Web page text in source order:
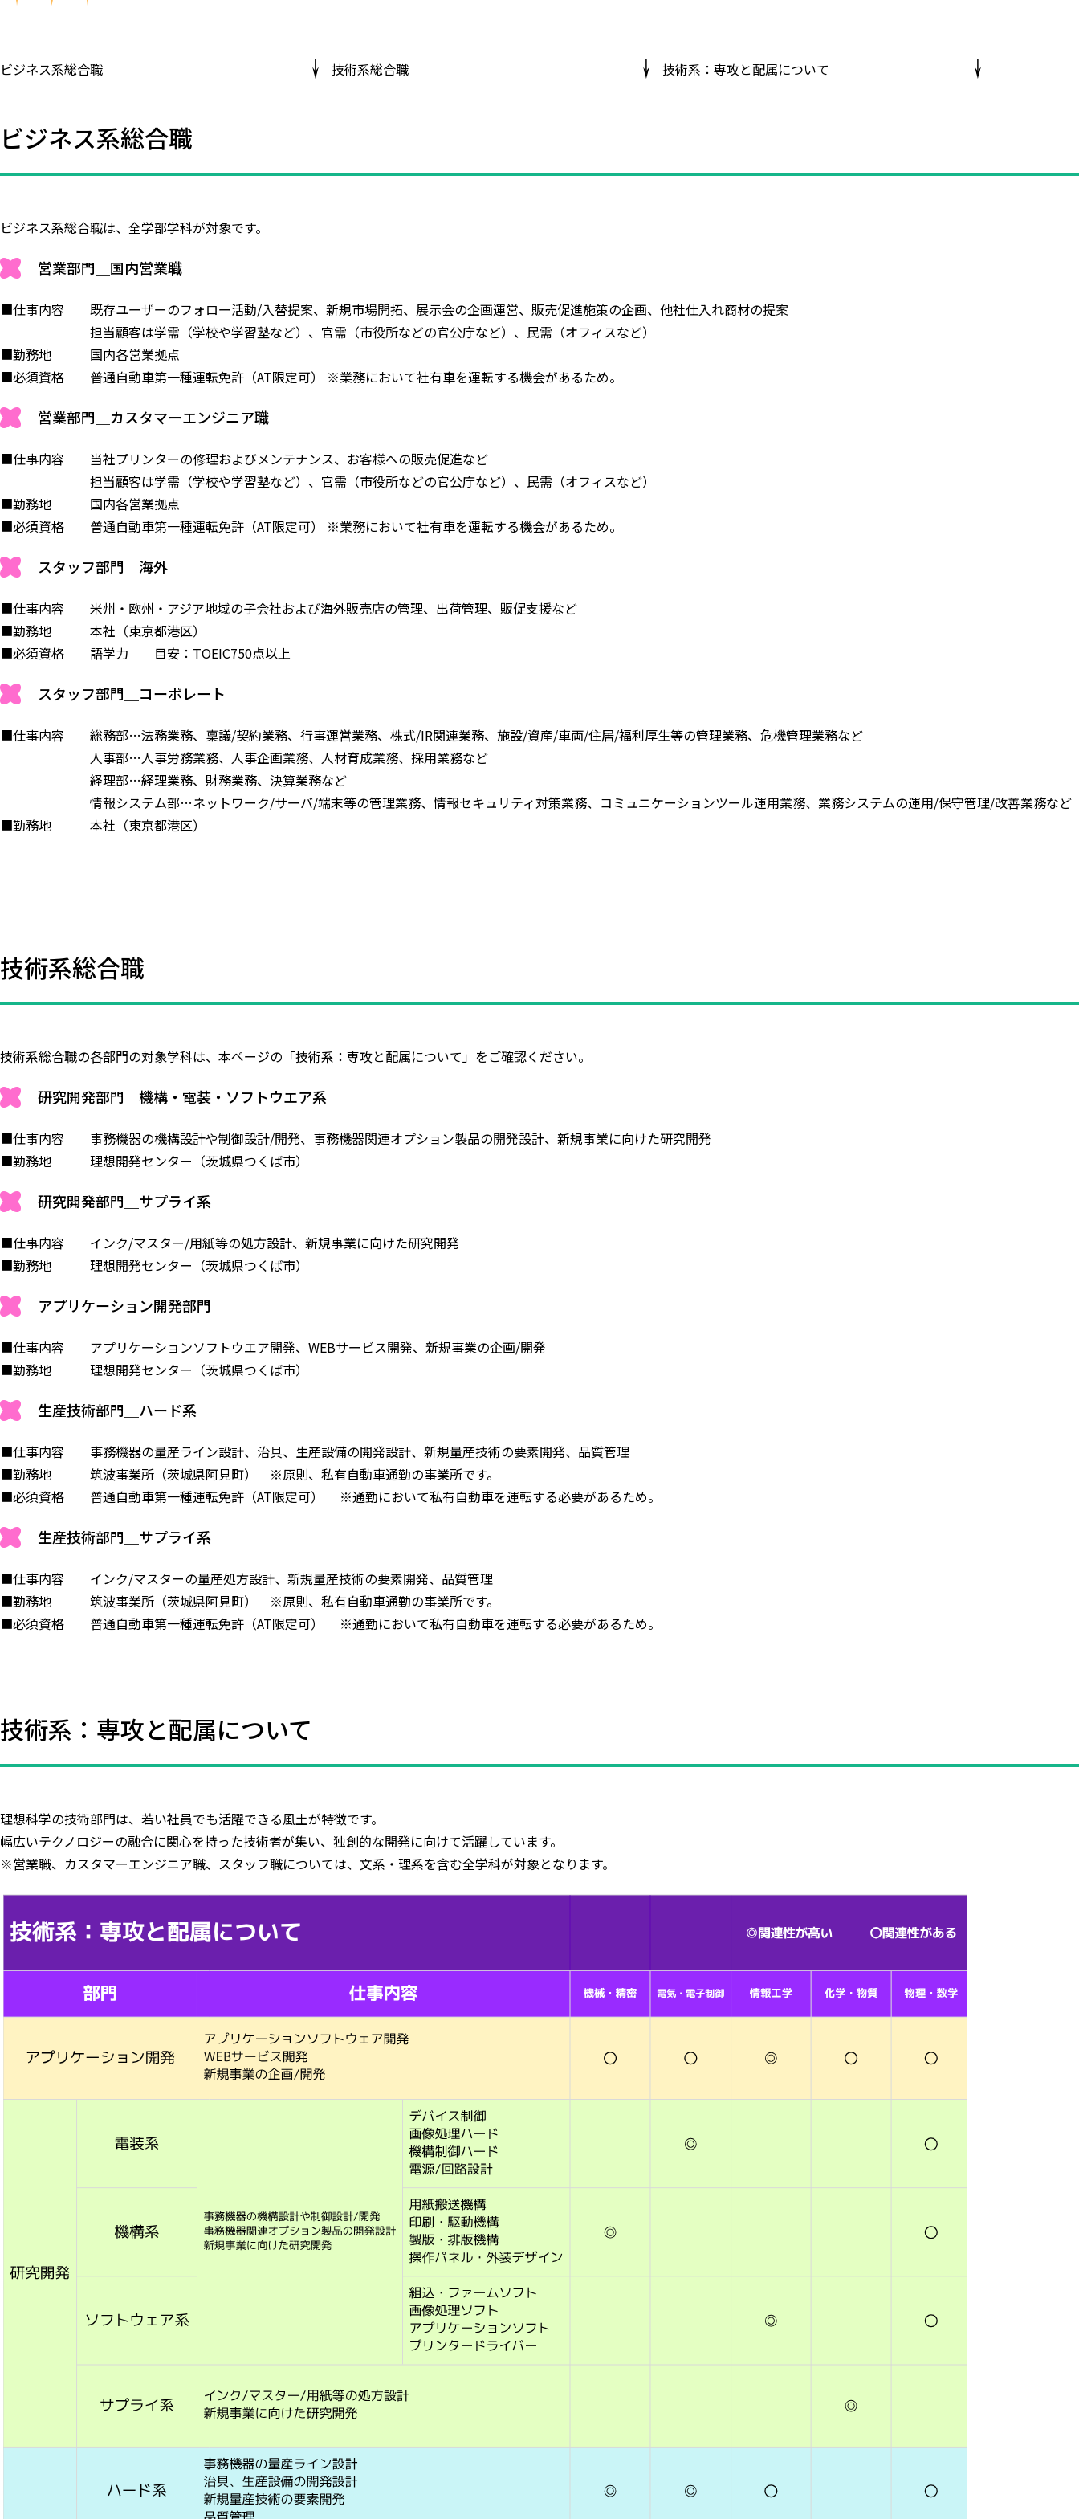
ビジネス系総合職 技術系総合職 技術系：専攻と配属について
ビジネス系総合職
ビジネス系総合職は、全学部学科が対象です。
営業部門＿国内営業職
■仕事内容 既存ユーザーのフォロー活動/入替提案、新規市場開拓、展示会の企画運営、販売促進施策の企画、他社仕入れ商材の提案
担当顧客は学需（学校や学習塾など）、官需（市役所などの官公庁など）、民需（オフィスなど）
■勤務地 国内各営業拠点
■必須資格 普通自動車第一種運転免許（AT限定可） ※業務において社有車を運転する機会があるため。
営業部門＿カスタマーエンジニア職
■仕事内容 当社プリンターの修理およびメンテナンス、お客様への販売促進など
担当顧客は学需（学校や学習塾など）、官需（市役所などの官公庁など）、民需（オフィスなど）
■勤務地 国内各営業拠点
■必須資格 普通自動車第一種運転免許（AT限定可） ※業務において社有車を運転する機会があるため。
スタッフ部門＿海外
■仕事内容 米州・欧州・アジア地域の子会社および海外販売店の管理、出荷管理、販促支援など
■勤務地 本社（東京都港区）
■必須資格 語学力 目安：TOEIC750点以上
スタッフ部門＿コーポレート
■仕事内容 総務部…法務業務、稟議/契約業務、行事運営業務、株式/IR関連業務、施設/資産/車両/住居/福利厚生等の管理業務、危機管理業務など
人事部…人事労務業務、人事企画業務、人材育成業務、採用業務など
経理部…経理業務、財務業務、決算業務など
情報システム部…ネットワーク/サーバ/端末等の管理業務、情報セキュリティ対策業務、コミュニケーションツール運用業務、業務システムの運用/保守管理/改善業務など
■勤務地 本社（東京都港区）
技術系総合職
技術系総合職の各部門の対象学科は、本ページの「技術系：専攻と配属について」をご確認ください。
研究開発部門＿機構・電装・ソフトウエア系
■仕事内容 事務機器の機構設計や制御設計/開発、事務機器関連オプション製品の開発設計、新規事業に向けた研究開発
■勤務地 理想開発センター（茨城県つくば市）
研究開発部門＿サプライ系
■仕事内容 インク/マスター/用紙等の処方設計、新規事業に向けた研究開発
■勤務地 理想開発センター（茨城県つくば市）
アプリケーション開発部門
■仕事内容 アプリケーションソフトウエア開発、WEBサービス開発、新規事業の企画/開発
■勤務地 理想開発センター（茨城県つくば市）
生産技術部門＿ハード系
■仕事内容 事務機器の量産ライン設計、治具、生産設備の開発設計、新規量産技術の要素開発、品質管理
■勤務地 筑波事業所（茨城県阿見町） ※原則、私有自動車通勤の事業所です。
■必須資格 普通自動車第一種運転免許（AT限定可） ※通勤において私有自動車を運転する必要があるため。
生産技術部門＿サプライ系
■仕事内容 インク/マスターの量産処方設計、新規量産技術の要素開発、品質管理
■勤務地 筑波事業所（茨城県阿見町） ※原則、私有自動車通勤の事業所です。
■必須資格 普通自動車第一種運転免許（AT限定可） ※通勤において私有自動車を運転する必要があるため。
技術系：専攻と配属について
理想科学の技術部門は、若い社員でも活躍できる風土が特徴です。
幅広いテクノロジーの融合に関心を持った技術者が集い、独創的な開発に向けて活躍しています。
※営業職、カスタマーエンジニア職、スタッフ職については、文系・理系を含む全学科が対象となります。